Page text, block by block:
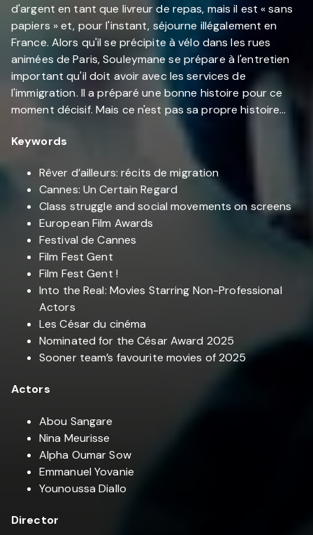
d'argent en tant que livreur de repas, mais il est « sans
papiers » et, pour l'instant, séjourne illégalement en
France. Alors qu'il se précipite à vélo dans les rues
animées de Paris, Souleymane se prépare à l'entretien
important qu'il doit avoir avec les services de
l'immigration. Il a préparé une bonne histoire pour ce
moment décisif. Mais ce n'est pas sa propre histoire...
Keywords
Rêver d’ailleurs: récits de migration
Cannes: Un Certain Regard
Class struggle and social movements on screens
European Film Awards
Festival de Cannes
Film Fest Gent
Film Fest Gent !
Into the Real: Movies Starring Non-Professional
Actors
Les César du cinéma
Nominated for the César Award 2025
Sooner team’s favourite movies of 2025
Actors
Abou Sangare
Nina Meurisse
Alpha Oumar Sow
Emmanuel Yovanie
Younoussa Diallo
Director